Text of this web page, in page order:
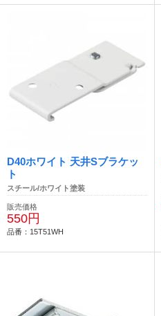
D40ホワイト 天井Sブラケッ
ト
スチール/ホワイト塗装
販売価格
550円
品番：15T51WH